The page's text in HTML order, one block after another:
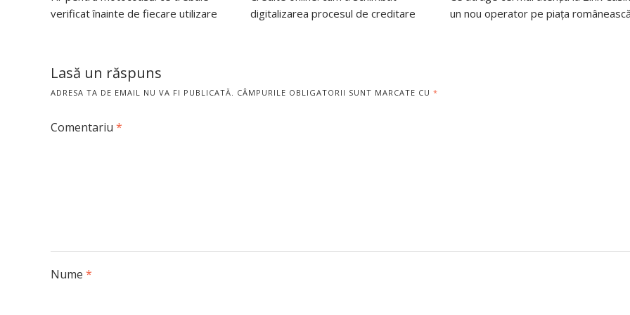
verificat înainte de fiecare utilizare
digitalizarea procesul de creditare
un nou operator pe piața
Lasă un răspuns
ADRESA TA DE EMAIL NU VA FI PUBLICATĂ. CÂMPURILE OBLIGATORII SUNT MARCATE CU *
Comentariu *
Nume *